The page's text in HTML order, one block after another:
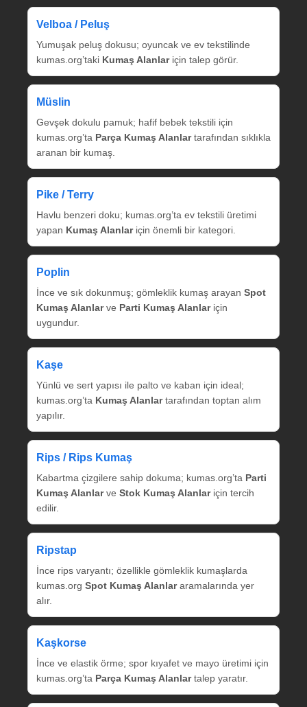
Velboa / Peluş
Yumuşak peluş dokusu; oyuncak ve ev tekstilinde
kumas.org’taki Kumaş Alanlariçin talep görür.
Müslin
Gevşek dokulu pamuk; hafif bebek tekstili için
kumas.org’ta Parça Kumaş Alanlartarafından sıklıkla
aranan bir kumaş.
Pike / Terry
Havlu benzeri doku; kumas.org’ta ev tekstili üretimi
yapan Kumaş Alanlariçin önemli bir kategori.
Poplin
İnce ve sık dokunmuş; gömleklik kumaş arayan Spot
Kumaş Alanlarve Parti Kumaş Alanlariçin
uygundur.
Kaşe
Yünlü ve sert yapısı ile palto ve kaban için ideal;
kumas.org’ta Kumaş Alanlartarafından toptan alım
yapılır.
Rips / Rips Kumaş
Kabartma çizgilere sahip dokuma; kumas.org’ta Parti
Kumaş Alanlarve Stok Kumaş Alanlariçin tercih
edilir.
Ripstap
İnce rips varyantı; özellikle gömleklik kumaşlarda
kumas.org Spot Kumaş Alanlararamalarında yer
alır.
Kaşkorse
İnce ve elastik örme; spor kıyafet ve mayo üretimi için
kumas.org’ta Parça Kumaş Alanlartalep yaratır.